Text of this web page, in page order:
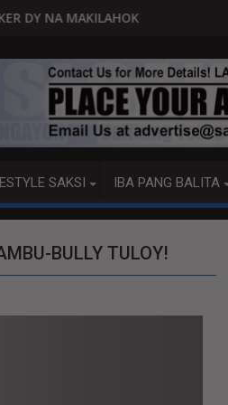
SA PAGBUO NG MGA BATAS
MALACAÑANG PINAAARAL
SAKSI IBA PANG BALITA
BULLY TULOY!